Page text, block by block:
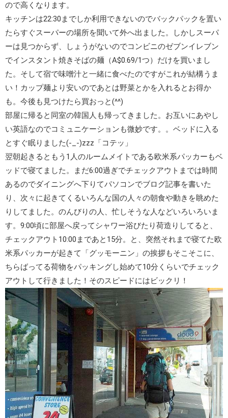
ので高くなります。
キッチンは22:30までしか利用できないのでバックパックを置い
たらすぐスーパーの場所を聞いて外へ出ました。しかしスーパ
ーは見つからず、しょうがないのでコンビニのゼブンイレブン
でインスタント焼きそばの麺（A$0.69/1つ）だけを買いまし
た。そして宿で味噌汁と一緒に食べたのですがこれが結構うま
い！カップ麺より安いのであとは野菜とかを入れるとお得か
も。今後も見つけたら買おっと(^^)
部屋に帰ると同室の韓国人も帰ってきました。お互いにあやし
い英語なのでコミュニケーションも微妙です。。ベッドに入る
とすぐ眠りました(-_-)zzz「コテッ」
翌朝起きるともう1人のルームメイトである欧米系パッカーもベ
ッドで寝てました。まだ6:00過ぎでチェックアウトまでは時間
あるのでダイニングへ下りてパソコンでブログ記事を書いた
り、次々に起きてくるいろんな国の人々の朝食や動きを眺めた
りしてました。のんびりの人、忙しそうな人などいろいろいま
す。9:00頃に部屋へ戻ってシャワー浴びたり荷造りしてると、
チェックアウト10:00まであと15分。と、突然それまで寝てた欧
米系パッカーが起きて「グッモーニン」の挨拶もそこそこに、
ちらばってる荷物をパッキングし始めて10分くらいでチェック
アウトして行きました！そのスピードにはビックリ！